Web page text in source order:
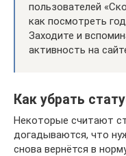
пользователей
как посмотреть
Заходите и
активность на
Как убрать
Некоторые считают
догадываются, что
снова вернётся в